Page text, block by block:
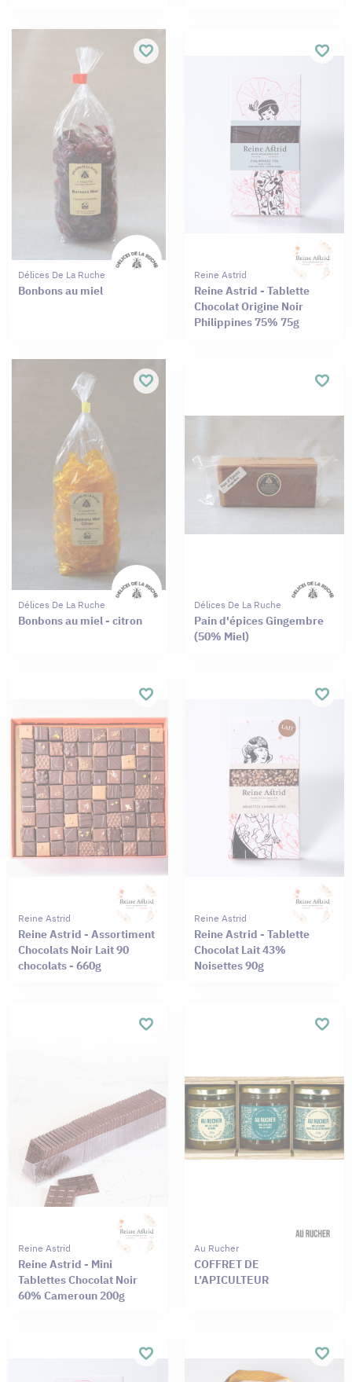
Délices De La Ruche
Bonbons au miel
Reine Astrid
Reine Astrid - Tablette
Chocolat Origine Noir
Philippines 75% 75g
Délices De La Ruche
Bonbons au miel - citron
Délices De La Ruche
Pain d'épices Gingembre
(50% Miel)
Reine Astrid
Reine Astrid - Assortiment
Chocolats Noir Lait 90
chocolats - 660g
Reine Astrid
Reine Astrid - Tablette
Chocolat Lait 43%
Noisettes 90g
Reine Astrid
Reine Astrid - Mini
Tablettes Chocolat Noir
60% Cameroun 200g
Au Rucher
COFFRET DE
L’APICULTEUR